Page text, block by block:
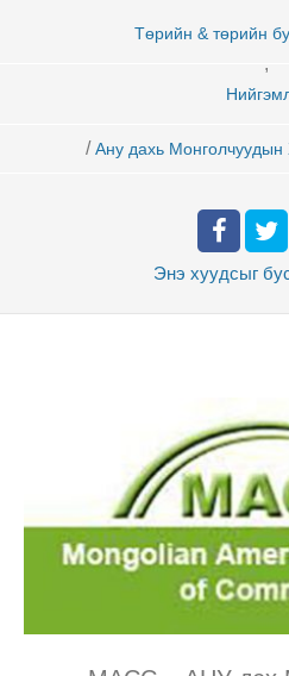
Төрийн & төрийн
,
/ Ану дахь
Энэ хуудсыг